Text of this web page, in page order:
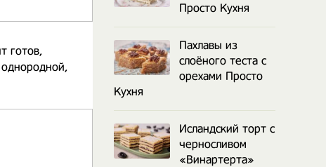
готов,
Просто Кухня
Пахлавы из
слоёного теста с
орехами Просто
Кухня
Исландский торт с
черносливом
«Винартерта»